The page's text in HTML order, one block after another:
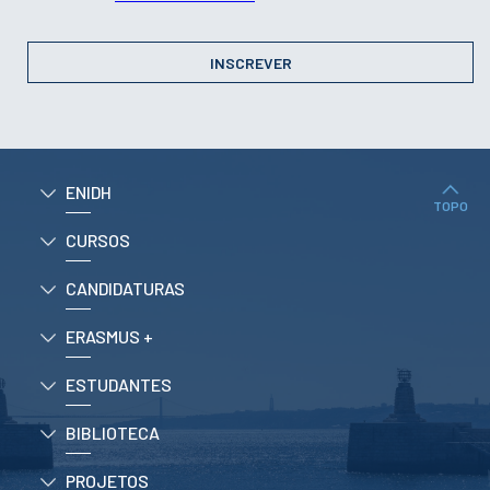
ENIDH
CURSOS
CANDIDATURAS
ERASMUS +
ESTUDANTES
BIBLIOTECA
PROJETOS
TOPO